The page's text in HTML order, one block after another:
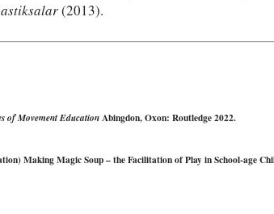
(2013).
of Movement EducationAbingdon, Oxon: Routledge 2022.
Making Magic Soup – the Facilitation of Play in School-age